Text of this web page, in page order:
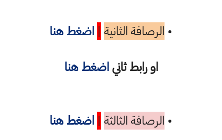
• الرصافة الثانية | اضغط هنا
او رابط ثانياضغط هنا
• الرصافة الثالثة | اضغط هنا